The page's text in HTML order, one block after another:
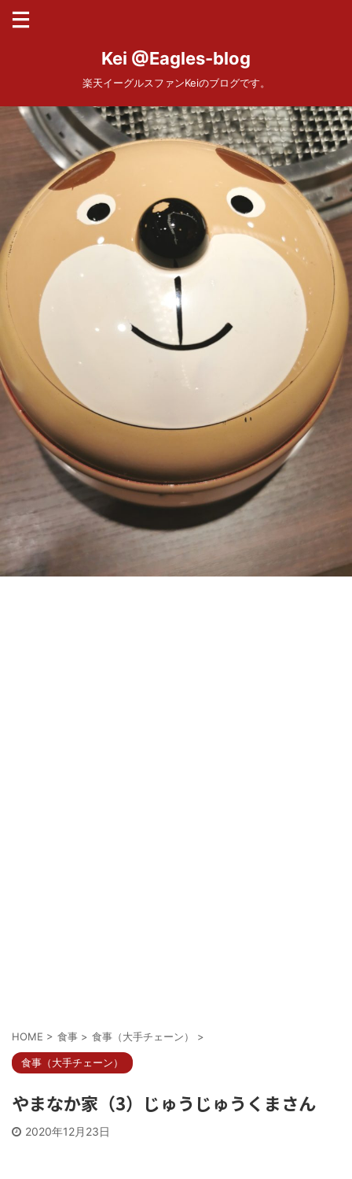
Kei @Eagles-blog
楽天イーグルスファンKeiのブログです。
HOME > 食事 > 食事（大手チェーン） >
食事（大手チェーン）
やまなか家（3）じゅうじゅうくまさん
2020年12月23日